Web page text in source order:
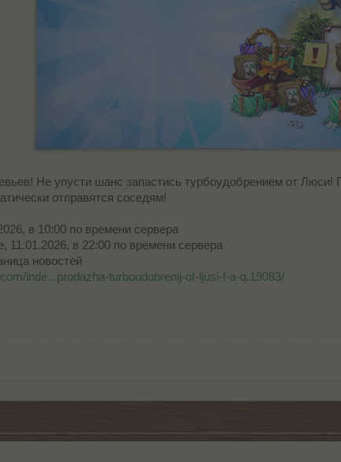
Не упусти шанс запастись турбоудобрением от Люси!
отправятся соседям!
в 10:00 по времени сервера
11.01.2026, в 22:00 по времени сервера
новостей
inde...prodazha-turboudobrenij-ot-ljusi-f-a-q.19083/